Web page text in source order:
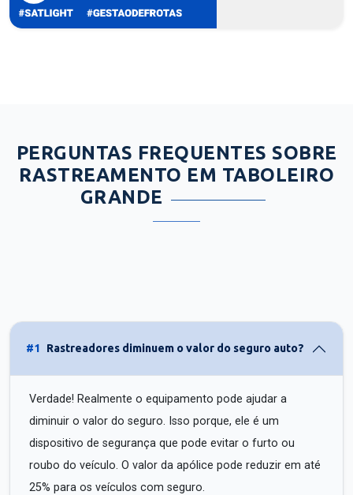
PERGUNTAS FREQUENTES SOBRE
RASTREAMENTO EM TABOLEIRO
GRANDE
#1 Rastreadores diminuem o valor do seguro auto?
Verdade! Realmente o equipamento pode ajudar a
diminuir o valor do seguro. Isso porque, ele é um
dispositivo de segurança que pode evitar o furto ou
roubo do veículo. O valor da apólice pode reduzir em até
25% para os veículos com seguro.